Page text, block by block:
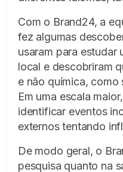
Com o Brand24, a
fez algumas
usaram para estudar
local e descobriram
e não química, como
Em uma escala
identificar eventos
externos tentando
De modo geral, o
pesquisa quanto na